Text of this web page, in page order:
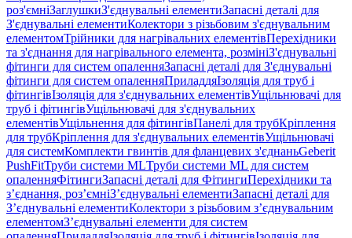
роз'ємніЗаглушкиЗ'єднувальні елементиЗапасні деталі для
З'єднувальні елементиКолектори з різьбовим з'єднувальним
елементомТрійники для нагрівальних елементівПерехідники
та з'єднання для нагрівального елемента, розмініЗ'єднувальні
фітинги для систем опаленняЗапасні деталі для З'єднувальні
фітинги для систем опаленняПриладдяІзоляція для труб і
фітингівІзоляція для з'єднувальних елементівУщільнювачі для
труб і фітингівУщільнювачі для з'єднувальних
елементівУщільнення для фітингівПанелі для трубКріплення
для трубКріплення для з'єднувальних елементівУщільнювачі
для системКомплекти гвинтів для фланцевих з'єднаньGeberit
PushFitТруби системи MLТруби системи ML для систем
опаленняФітингиЗапасні деталі для ФітингиПерехідники та
з’єднання, роз’ємніЗ’єднувальні елементиЗапасні деталі для
З’єднувальні елементиКолектори з різьбовим з’єднувальним
елементомЗ’єднувальні елементи для систем